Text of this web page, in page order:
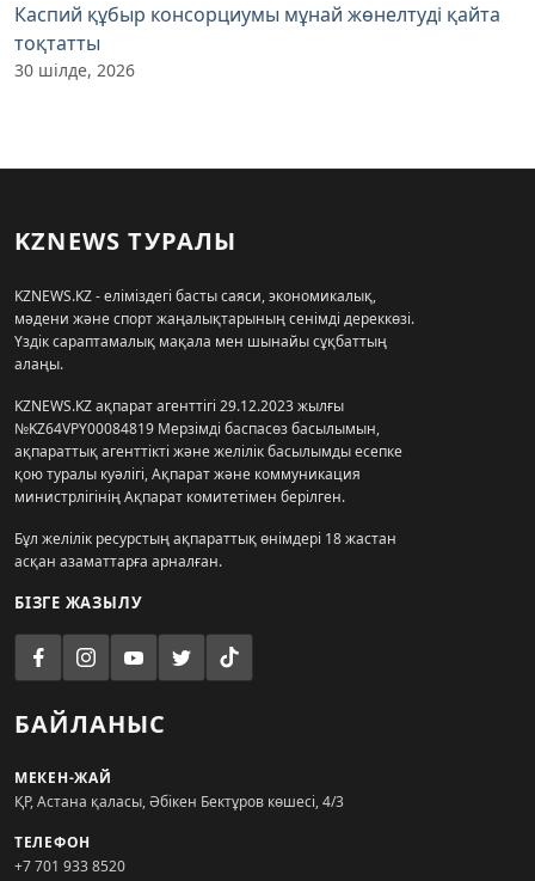
Каспий құбыр консорциумы мұнай жөнелтуді қайта
тоқтатты
30 шілде, 2026
KZNEWS ТУРАЛЫ
KZNEWS.KZ - еліміздегі басты саяси, экономикалық,
мәдени және спорт жаңалықтарының сенімді дереккөзі.
Үздік сараптамалық мақала мен шынайы сұқбаттың
алаңы.
KZNEWS.KZ ақпарат агенттігі 29.12.2023 жылғы
№KZ64VPY00084819 Мерзімді баспасөз басылымын,
ақпараттық агенттікті және желілік басылымды есепке
қою туралы куәлігі, Ақпарат және коммуникация
министрлігінің Ақпарат комитетімен берілген.
Бұл желілік ресурстың ақпараттық өнімдері 18 жастан
асқан азаматтарға арналған.
БІЗГЕ ЖАЗЫЛУ
БАЙЛАНЫС
МЕКЕН-ЖАЙ
ҚР, Астана қаласы, Әбікен Бектұров көшесі, 4/3
ТЕЛЕФОН
+7 701 933 8520